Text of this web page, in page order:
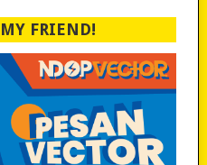
FRIEND!